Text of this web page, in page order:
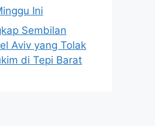
Ini
Sembilan
Aviv yang Tolak
di Tepi Barat